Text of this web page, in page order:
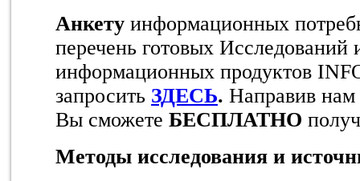
Анкету информационных
перечень готовых Исследований
информационных продуктов
запросить ЗДЕСЬ. Направив нам
Вы сможете БЕСПЛАТНО
Методы исследования и